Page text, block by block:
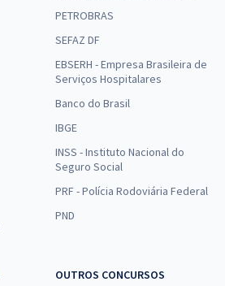
PETROBRAS
SEFAZ DF
EBSERH - Empresa Brasileira de
Serviços Hospitalares
Banco do Brasil
IBGE
INSS - Instituto Nacional do
Seguro Social
PRF - Polícia Rodoviária Federal
PND
OUTROS CONCURSOS